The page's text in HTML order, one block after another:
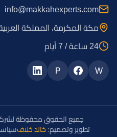
info@makkahexperts.com
مكة المكرمة، المملكة
24 ساعة / 7 أيام
W
P
جميع الحقوق محفوظة لشركة
تطوير وتصميم:خالد خلاف